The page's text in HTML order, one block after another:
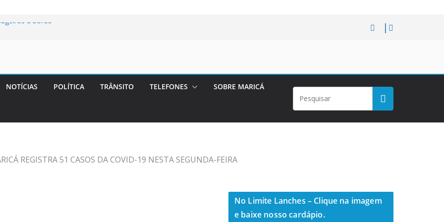
a bordo
decisão
NOTÍCIAS POLÍTICA TRÂNSITO TELEFONES SOBRE MARICÁ
REGISTRA 51 CASOS DA COVID-19 NESTA SEGUNDA-FEIRA
No Limite Lanches – Clique na imagem
e baixe nosso cardápio.